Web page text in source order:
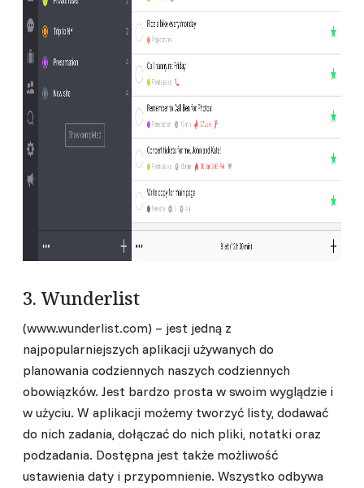
3. Wunderlist
(www.wunderlist.com) – jest jedną z
najpopularniejszych aplikacji używanych do
planowania codziennych naszych codziennych
obowiązków. Jest bardzo prosta w swoim wyglądzie i
w użyciu. W aplikacji możemy tworzyć listy, dodawać
do nich zadania, dołączać do nich pliki, notatki oraz
podzadania. Dostępna jest także możliwość
ustawienia daty i przypomnienie. Wszystko odbywa